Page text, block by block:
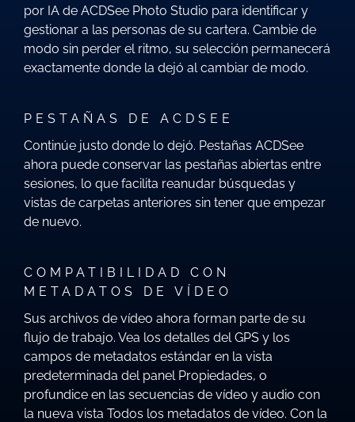
por IA de ACDSee Photo Studio para identificar y
gestionar a las personas de su cartera. Cambie de
modo sin perder el ritmo, su selección permanecerá
exactamente donde la dejó al cambiar de modo.
PESTAÑAS DE ACDSEE
Continúe justo donde lo dejó. Pestañas ACDSee
ahora puede conservar las pestañas abiertas entre
sesiones, lo que facilita reanudar búsquedas y
vistas de carpetas anteriores sin tener que empezar
de nuevo.
COMPATIBILIDAD CON
METADATOS DE VÍDEO
Sus archivos de vídeo ahora forman parte de su
flujo de trabajo. Vea los detalles del GPS y los
campos de metadatos estándar en la vista
predeterminada del panel Propiedades, o
profundice en las secuencias de vídeo y audio con
la nueva vista Todos los metadatos de vídeo. Con la